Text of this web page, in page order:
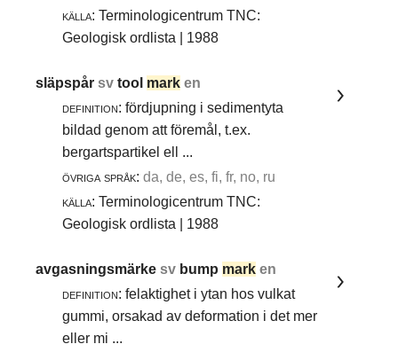
källa: Terminologicentrum TNC:
Geologisk ordlista | 1988
släpspårsvtool mark en
definition: fördjupning i sedimentyta
bildad genom att föremål, t.ex.
bergartspartikel ell ...
övriga språk: da, de, es, fi, fr, no, ru
källa: Terminologicentrum TNC:
Geologisk ordlista | 1988
avgasningsmärkesv bump mark en
definition: felaktighet i ytan hos vulkat
gummi, orsakad av deformation i det mer
eller mi ...